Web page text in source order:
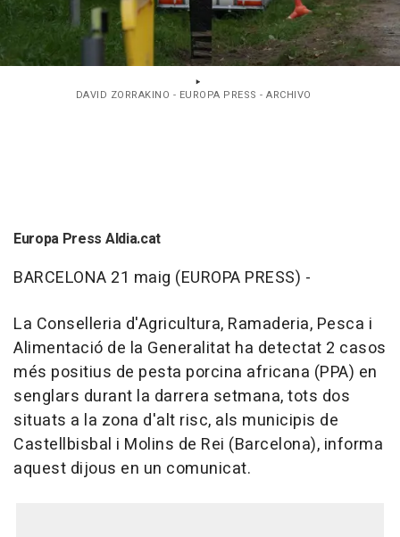
DAVID ZORRAKINO - EUROPA PRESS - ARCHIVO
Europa Press Aldia.cat
BARCELONA 21 maig (EUROPA PRESS) -
La Conselleria d'Agricultura, Ramaderia, Pesca i
Alimentació de la Generalitat ha detectat 2 casos
més positius de pesta porcina africana (PPA) en
senglars durant la darrera setmana, tots dos
situats a la zona d'alt risc, als municipis de
Castellbisbal i Molins de Rei (Barcelona), informa
aquest dijous en un comunicat.